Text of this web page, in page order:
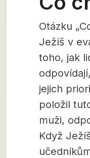
Otázku
Ježíš v
toho, jak
jejich
položil
muži,
Když